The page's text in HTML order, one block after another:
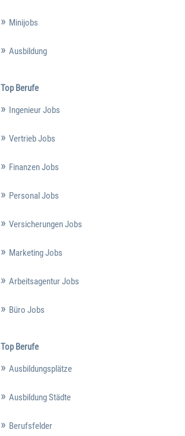
Minijobs
Ausbildung
Top Berufe
Ingenieur Jobs
Vertrieb Jobs
Finanzen Jobs
Personal Jobs
Versicherungen Jobs
Marketing Jobs
Arbeitsagentur Jobs
Büro Jobs
Top Berufe
Ausbildungsplätze
Ausbildung Städte
Berufsfelder